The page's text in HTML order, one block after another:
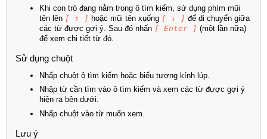
Khi con trỏ đang nằm trong ô tìm kiếm, sử dụng phím mũi
tên lên [ ↑ ] hoặc mũi tên xuống [ ↓ ] để di chuyển giữa
các từ được gợi ý. Sau đó nhấn [ Enter ] (một lần nữa)
để xem chi tiết từ đó.
Sử dụng chuột
Nhấp chuột ô tìm kiếm hoặc biểu tượng kính lúp.
Nhập từ cần tìm vào ô tìm kiếm và xem các từ được gợi ý
hiện ra bên dưới.
Nhấp chuột vào từ muốn xem.
Lưu ý